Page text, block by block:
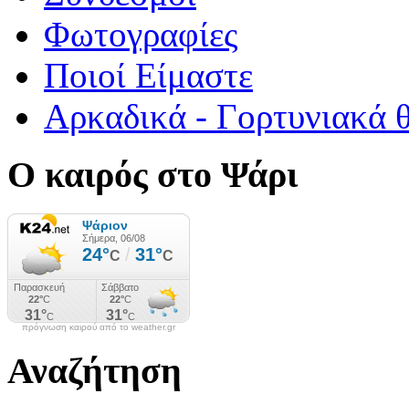
Φωτογραφίες
Ποιοί Είμαστε
Αρκαδικά - Γορτυνιακά
Ο καιρός στο Ψάρι
πρόγνωση καιρού από το weather.gr
Αναζήτηση